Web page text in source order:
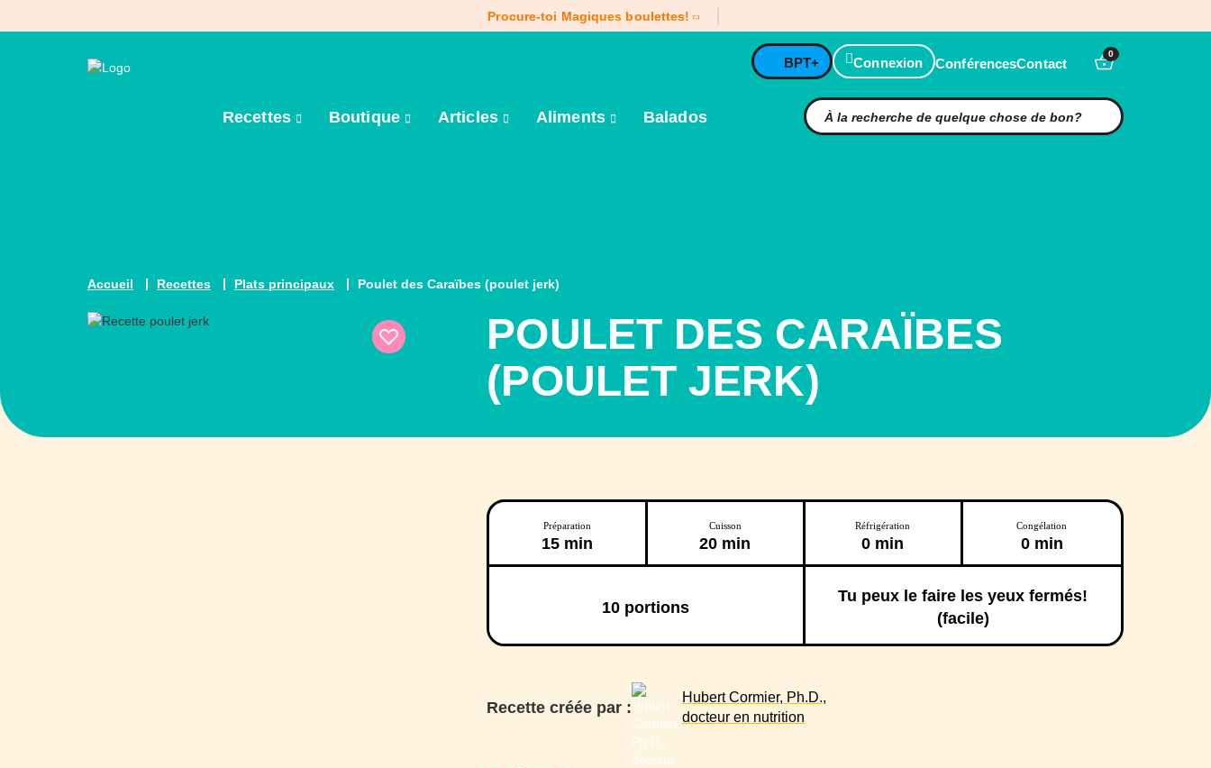
Procure-toi Magiques boulettes!
BPT+ Connexion ConférencesContact
0
Recettes Boutique Articles Aliments Balados
Accueil Recettes Plats principaux Poulet des Caraïbes (poulet jerk)
POULET DES CARAÏBES
(POULET JERK)
Préparation
15 min
Cuisson
20 min
Réfrigération
0 min
Congélation
0 min
10 portions
Tu peux le faire les yeux fermés!
(facile)
Recette créée par :
Hubert Cormier, Ph.D.,
docteur en nutrition